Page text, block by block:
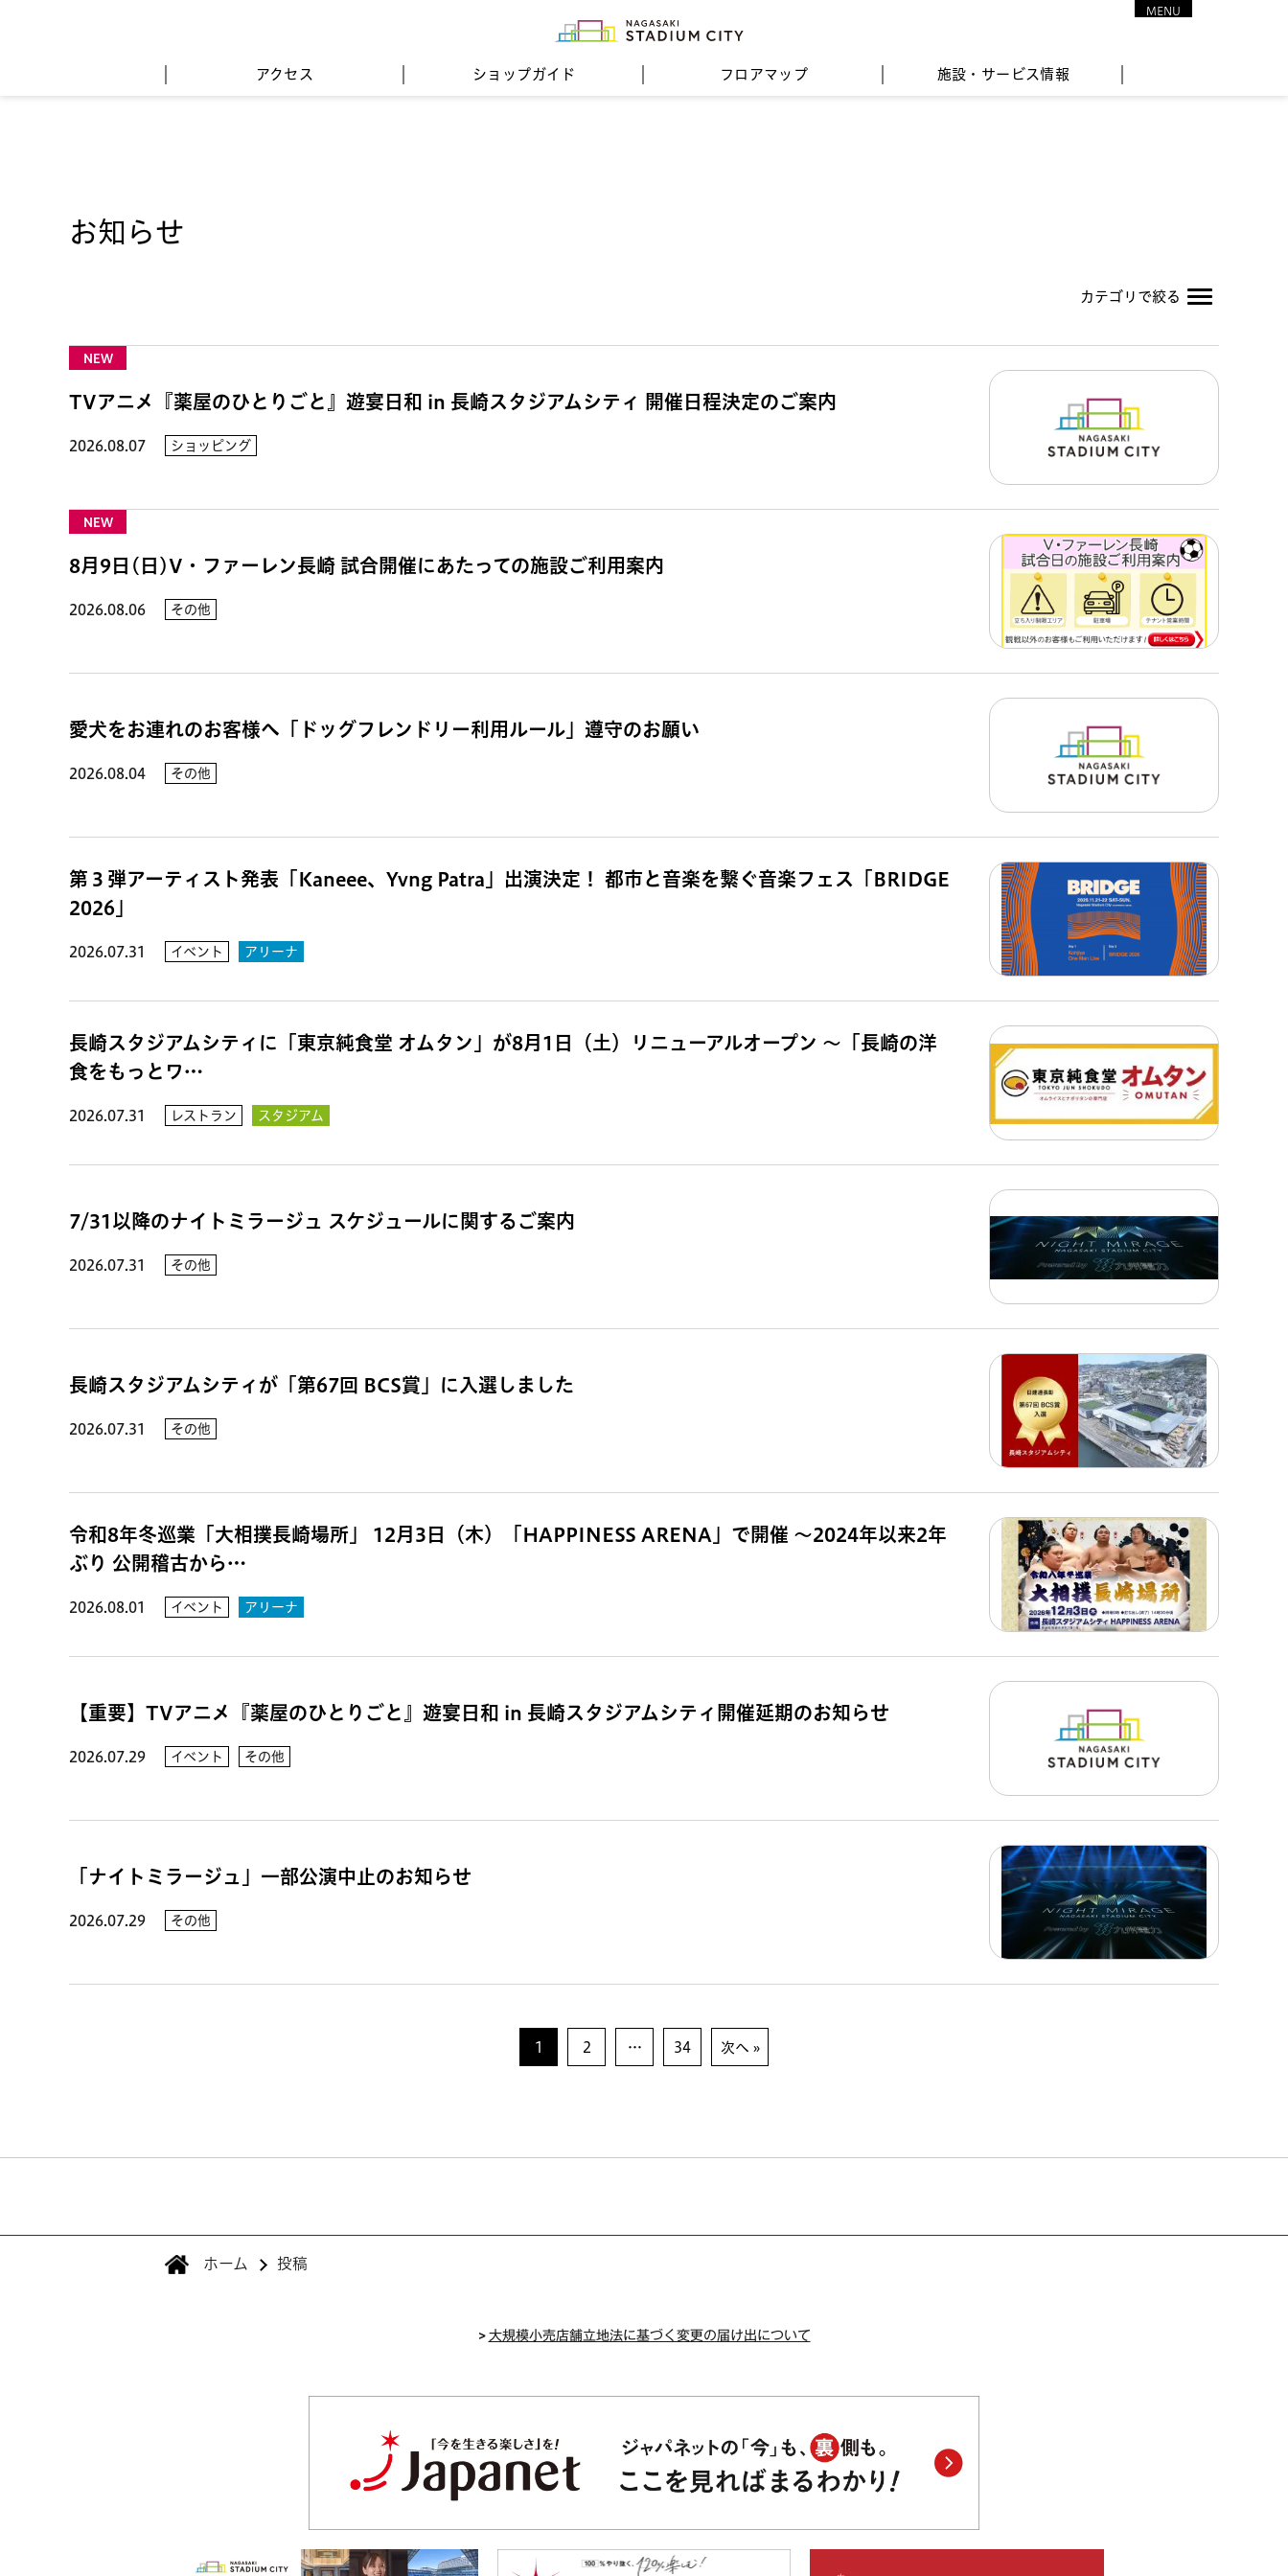
アクセス ショップガイド フロアマップ 施設・サービス情報
MENU
お知らせ
カテゴリで絞る
NEW
TVアニメ『薬屋のひとりごと』遊宴日和 in 長崎スタジアムシティ 開催日程決定のご案内
2026.08.07 ショッピング
NEW
8月9日(日)V・ファーレン長崎 試合開催にあたっての施設ご利用案内
2026.08.06 その他
愛犬をお連れのお客様へ「ドッグフレンドリー利用ルール」遵守のお願い
2026.08.04 その他
第３弾アーティスト発表「Kaneee、Yvng Patra」出演決定！ 都市と音楽を繋ぐ音楽フェス「BRIDGE
2026」
2026.07.31 イベント アリーナ
長崎スタジアムシティに「東京純食堂 オムタン」が8月1日（土）リニューアルオープン 〜「長崎の洋
食をもっとワ…
2026.07.31 レストラン スタジアム
7/31以降のナイトミラージュ スケジュールに関するご案内
2026.07.31 その他
長崎スタジアムシティが「第67回 BCS賞」に入選しました
2026.07.31 その他
令和8年冬巡業「大相撲長崎場所」 12月3日（木）「HAPPINESS ARENA」で開催 ～2024年以来2年
ぶり 公開稽古から…
2026.08.01 イベント アリーナ
【重要】TVアニメ『薬屋のひとりごと』遊宴日和 in 長崎スタジアムシティ開催延期のお知らせ
2026.07.29 イベント その他
「ナイトミラージュ」一部公演中止のお知らせ
2026.07.29 その他
1 2 … 34 次へ »
ホーム 投稿
>大規模小売店舗立地法に基づく変更の届け出について